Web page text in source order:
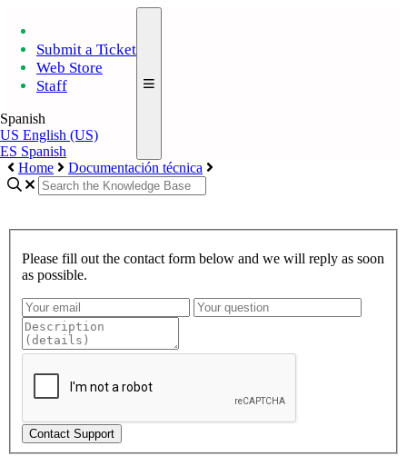
Submit a Ticket
Web Store
Staff
Spanish
US English (US)
ES Spanish
Home
Documentación técnica
Please fill out the contact form below and we will reply as soon
as possible.
Contact Support